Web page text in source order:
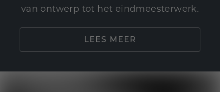
van ontwerp tot het eindmeesterwerk.
LEES MEER